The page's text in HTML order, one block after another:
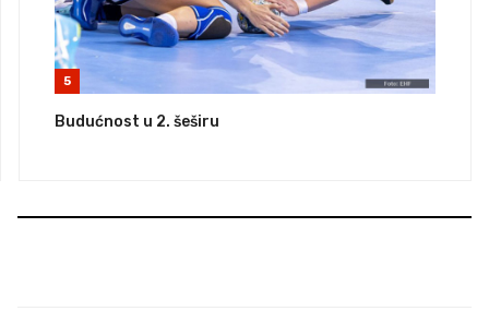
5
Budućnost u 2. šeširu